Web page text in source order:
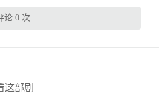
论 0 次
这部剧